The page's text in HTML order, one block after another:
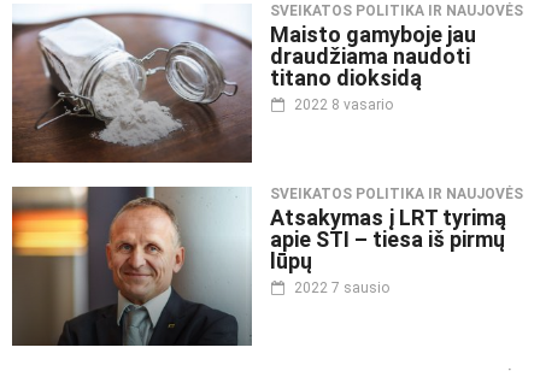
SVEIKATOS POLITIKA IR NAUJOVĖS
Maisto gamyboje jau
draudžiama naudoti
titano dioksidą
2022 8 vasario
SVEIKATOS POLITIKA IR NAUJOVĖS
Atsakymas į LRT tyrimą
apie STI – tiesa iš pirmų
lūpų
2022 7 sausio